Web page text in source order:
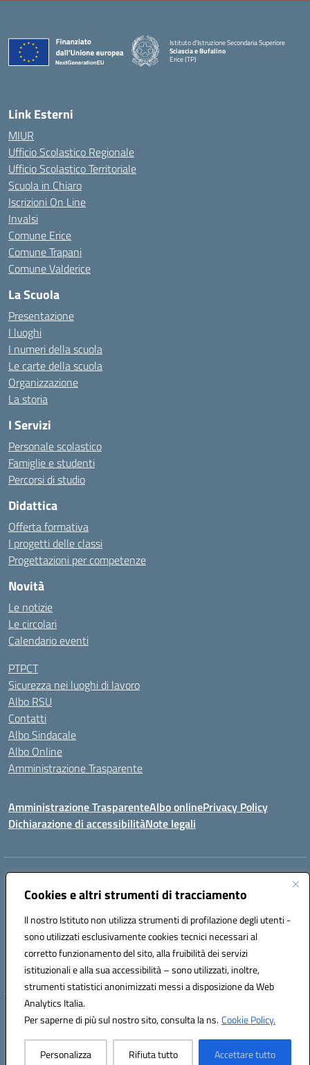
Cookies e altri strumenti di tracciamento
Il nostro Istituto non utilizza strumenti di profilazione degli utenti -
sono utilizzati esclusivamente cookies tecnici necessari al
corretto funzionamento del sito, alla fruibilità dei servizi
istituzionali e alla sua accessibilità – sono utilizzati, inoltre,
strumenti statistici anonimizzati messi a disposizione da Web
Analytics Italia.
Per saperne di più sul nostro sito, consulta la ns.Cookie Policy.
Personalizza Rifiuta tutto Accettare tutto
Istituto d'Istruzione Secondaria Superiore
Sciascia e Bufalino
Erice (TP)
Link Esterni
MIUR
Ufficio Scolastico Regionale
Ufficio Scolastico Territoriale
Scuola in Chiaro
Iscrizioni On Line
Invalsi
Comune Erice
Comune Trapani
Comune Valderice
La Scuola
Presentazione
I luoghi
I numeri della scuola
Le carte della scuola
Organizzazione
La storia
I Servizi
Personale scolastico
Famiglie e studenti
Percorsi di studio
Didattica
Offerta formativa
I progetti delle classi
Progettazioni per competenze
Novità
Le notizie
Le circolari
Calendario eventi
PTPCT
Sicurezza nei luoghi di lavoro
Albo RSU
Contatti
Albo Sindacale
Albo Online
Amministrazione Trasparente
Amministrazione TrasparenteAlbo onlinePrivacy Policy
Dichiarazione di accessibilitàNote legali
Centralino:
Posta elettronica certificata (PEC):tpis02200a@pec.istruzione.it
Codice fiscale: 93066580817
Codice meccanografico:TPIS02200A
VIA CESARÒ, 36 - 91016 ERICE - CASA SANTA (TP)
Telefono: 0923569559
Hosting & Powered by 3D Solution S.r.l.
Concept & Design by Designers Italia